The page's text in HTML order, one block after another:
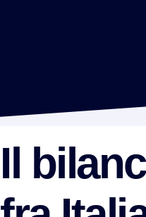
Il